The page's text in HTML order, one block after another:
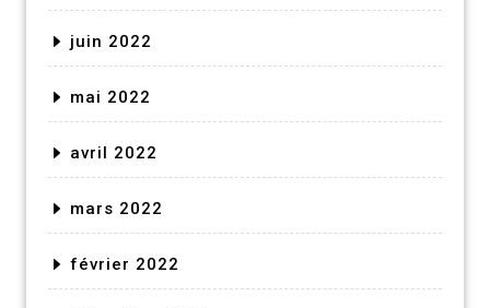
juin 2022
mai 2022
avril 2022
mars 2022
février 2022